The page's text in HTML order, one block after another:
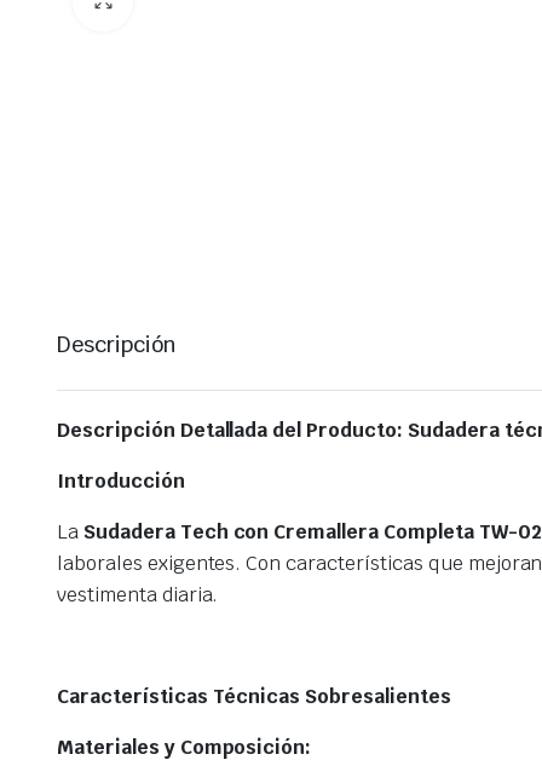
Descripción
Descripción Detallada del Producto: Sudadera
Introducción
La Sudadera Tech con Cremallera Completa TW-
laborales exigentes. Con características que
vestimenta diaria.
Características Técnicas Sobresalientes
Materiales y Composición: